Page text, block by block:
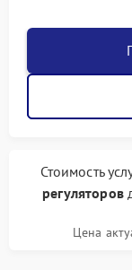
Стоимость
регуляторов
Цена